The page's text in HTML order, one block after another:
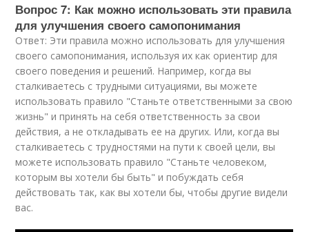
Вопрос 7: Как можно использовать эти правила
для улучшения своего самопонимания
Ответ: Эти правила можно использовать для улучшения
своего самопонимания, используя их как ориентир для
своего поведения и решений. Например, когда вы
сталкиваетесь с трудными ситуациями, вы можете
использовать правило "Станьте ответственными за свою
жизнь" и принять на себя ответственность за свои
действия, а не откладывать ее на других. Или, когда вы
сталкиваетесь с трудностями на пути к своей цели, вы
можете использовать правило "Станьте человеком,
которым вы хотели бы быть" и побуждать себя
действовать так, как вы хотели бы, чтобы другие видели
вас.